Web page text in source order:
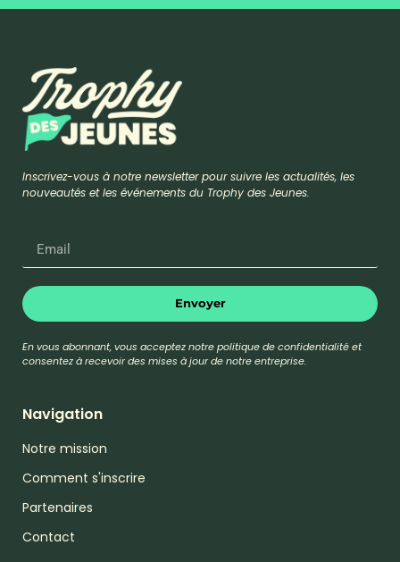
Inscrivez-vous à notre newsletter pour suivre les actualités, les
nouveautés et les événements du Trophy des Jeunes.
Envoyer
En vous abonnant, vous acceptez notre politique de confidentialité et
consentez à recevoir des mises à jour de notre entreprise.
Navigation
Notre mission
Comment s'inscrire
Partenaires
Contact